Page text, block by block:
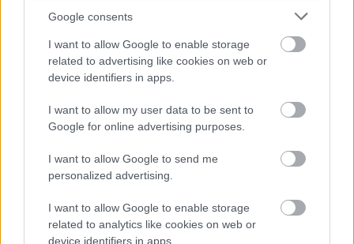
Google consents
I want to allow Google to enable storage
related to advertising like cookies on web or
device identifiers in apps.
I want to allow my user data to be sent to
Google for online advertising purposes.
I want to allow Google to send me
personalized advertising.
I want to allow Google to enable storage
related to analytics like cookies on web or
device identifiers in apps.